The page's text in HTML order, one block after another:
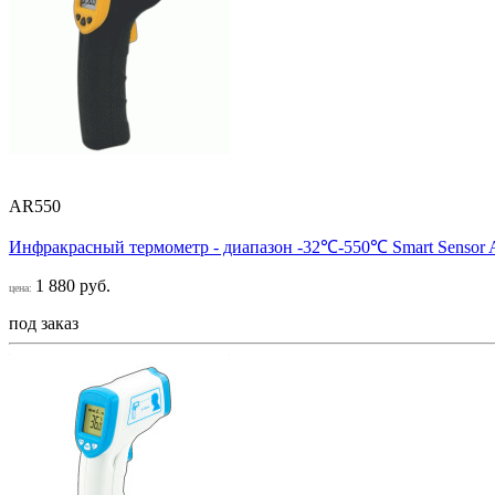
AR550
Инфракрасный термометр - диапазон -32℃-550℃ Smart Sensor
цена: 1 880 руб.
под заказ